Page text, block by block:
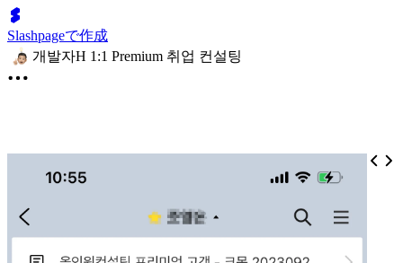
Slashpageで作成
개발자H 1:1 Premium 취업 컨설팅